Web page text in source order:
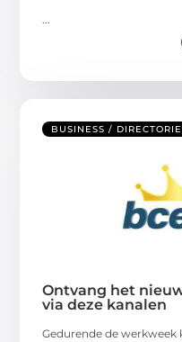
BUSINESS /
Ontvang het
via deze kanalen
Gedurende de